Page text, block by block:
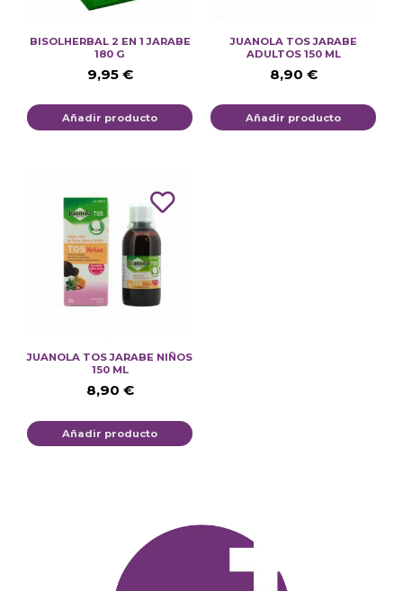
BISOLHERBAL 2 EN 1 JARABE
180 G
9,95 €
Añadir producto
JUANOLA TOS JARABE
ADULTOS 150 ML
8,90 €
Añadir producto
JUANOLA TOS JARABE NIÑOS
150 ML
8,90 €
Añadir producto